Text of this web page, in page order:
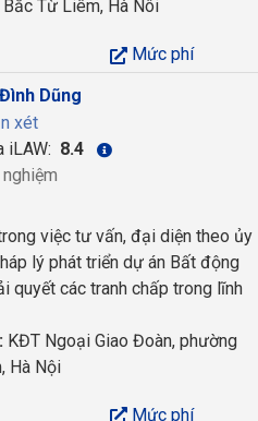
Từ Liêm, Hà Nôi
Mức phí
Dũng
xét
iLAW: 8.4
việc tư vấn, đại diện theo ủy
lý phát triển dự án Bất động
quyết các tranh chấp trong lĩnh
KĐT Ngoại Giao Đoàn, phường
Hà Nội
Mức phí